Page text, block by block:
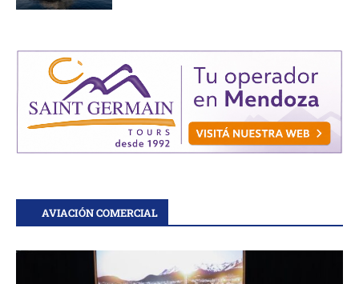
AVIACIÓN COMERCIAL